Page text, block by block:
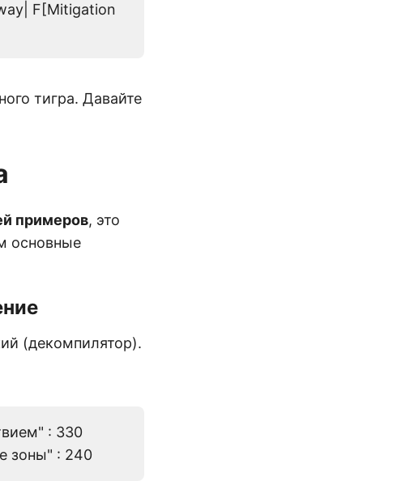
F[Mitigation
тигра. Давайте
примеров, это
основные
(декомпилятор).
: 330
зоны" : 240